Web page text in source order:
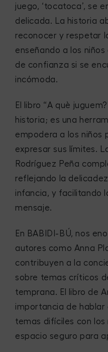
juego, ‘tocatoca’, se
delicada. La historia
reconocer y respetar
enseñando a los
de confianza si se
incómoda.
El libro “A què
historia; es una
empodera a los niños
expresar sus límites.
Rodríguez Peña
reflejando la
infancia, y facilitando
mensaje.
En BABIDI-BÚ, nos
autores como Anna
contribuyen a la
sobre temas críticos
temprana. El libro de
importancia de
temas difíciles con los
espacio seguro para